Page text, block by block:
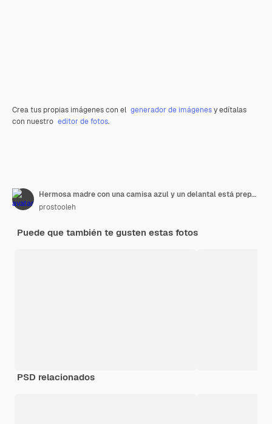
Crea tus propias imágenes con el generador de imágenesy edítalas
con nuestro editor de fotos.
Hermosa madre con una camisa azul y un delantal está preparando la cena en casa en la cocina
prostooleh
Puede que también te gusten estas fotos
PSD relacionados